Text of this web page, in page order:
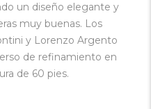
un diseño elegante y
muy buenas. Los
y Lorenzo Argento
de refinamiento en
de 60 pies.